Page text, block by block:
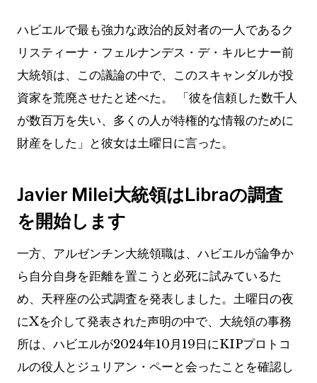
ハビエルで最も強力な政治的反対者の一人であるク
リスティーナ・フェルナンデス・デ・キルヒナー前
大統領は、この議論の中で、このスキャンダルが投
資家を荒廃させたと述べた。 「彼を信頼した数千人
が数百万を失い、多くの人が特権的な情報のために
財産をした」と彼女は土曜日に言った。
Javier Milei大統領はLibraの調査
を開始します
一方、アルゼンチン大統領職は、ハビエルが論争か
ら自分自身を距離を置こうと必死に試みているた
め、天秤座の公式調査を発表しました。土曜日の夜
にXを介して発表された声明の中で、大統領の事務
所は、ハビエルが2024年10月19日にKIPプロトコ
ルの役人とジュリアン・ペーと会ったことを確認し